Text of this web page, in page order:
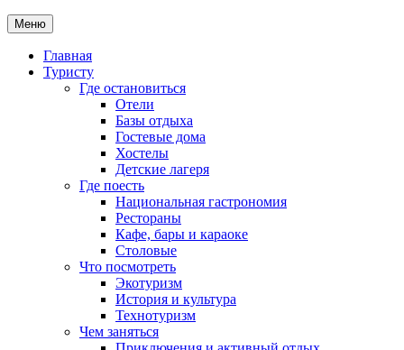
Меню
Главная
Туристу
Где остановиться
Отели
Базы отдыха
Гостевые дома
Хостелы
Детские лагеря
Где поесть
Национальная гастрономия
Рестораны
Кафе, бары и караоке
Столовые
Что посмотреть
Экотуризм
История и культура
Технотуризм
Чем заняться